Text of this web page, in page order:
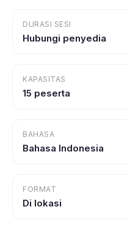
DURASI SESI
Hubungi penyedia
KAPASITAS
15 peserta
BAHASA
Bahasa Indonesia
FORMAT
Di lokasi